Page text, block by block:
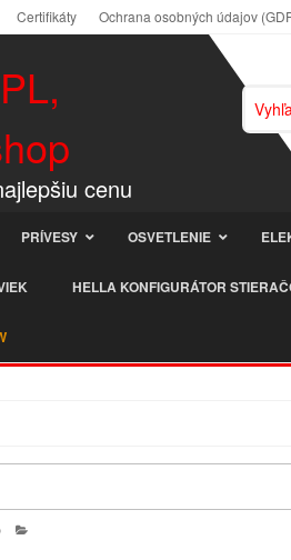
Certifikáty Ochrana osobných údajov
cenu
PRÍVESY OSVETLENIE
HELLA KONFIGURÁTOR